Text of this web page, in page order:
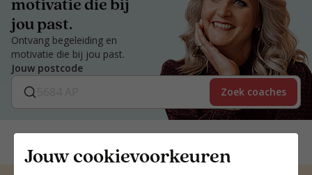
Jouw cookievoorkeuren
jou past.
Ontvang begeleiding en
motivatie die bij jou past.
Jouw postcode
Zoek coaches